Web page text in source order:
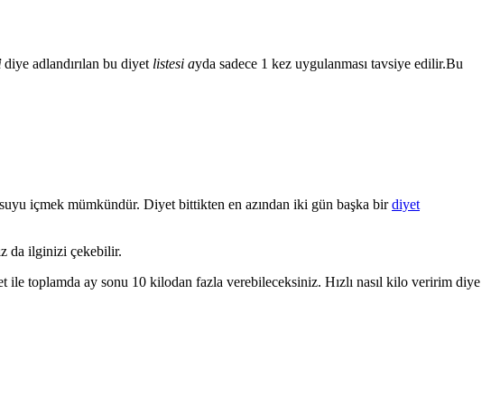
diye adlandırılan bu diyet listesi ayda sadece 1 kez uygulanması tavsiye edilir.Bu
içmek mümkündür. Diyet bittikten en azından iki gün başka birdiyet
da ilginizi çekebilir.
toplamda ay sonu 10 kilodan fazla verebileceksiniz. Hızlı nasıl kilo veririm diye